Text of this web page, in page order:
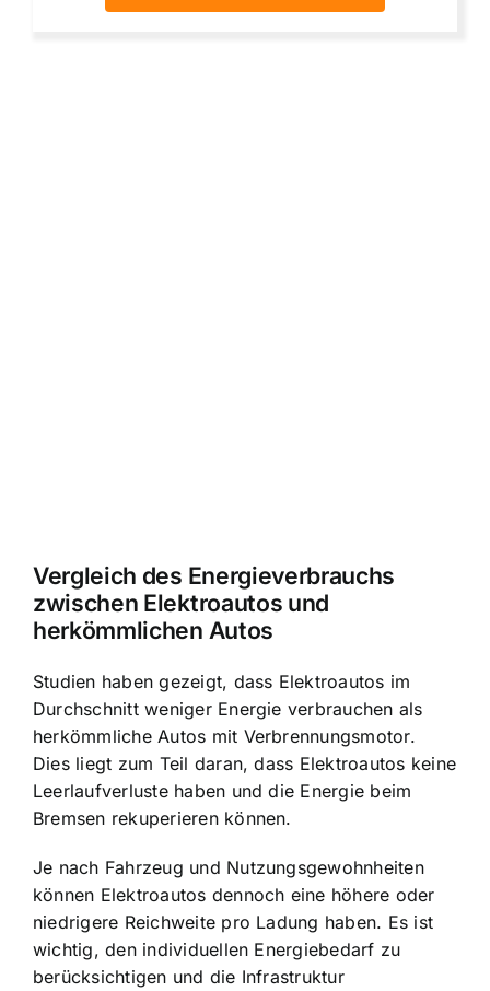
Vergleich des Energieverbrauchs
zwischen Elektroautos und
herkömmlichen Autos
Studien haben gezeigt, dass Elektroautos im
Durchschnitt weniger Energie verbrauchen als
herkömmliche Autos mit Verbrennungsmotor.
Dies liegt zum Teil daran, dass Elektroautos keine
Leerlaufverluste haben und die Energie beim
Bremsen rekuperieren können.
Je nach Fahrzeug und Nutzungsgewohnheiten
können Elektroautos dennoch eine höhere oder
niedrigere Reichweite pro Ladung haben. Es ist
wichtig, den individuellen Energiebedarf zu
berücksichtigen und die Infrastruktur